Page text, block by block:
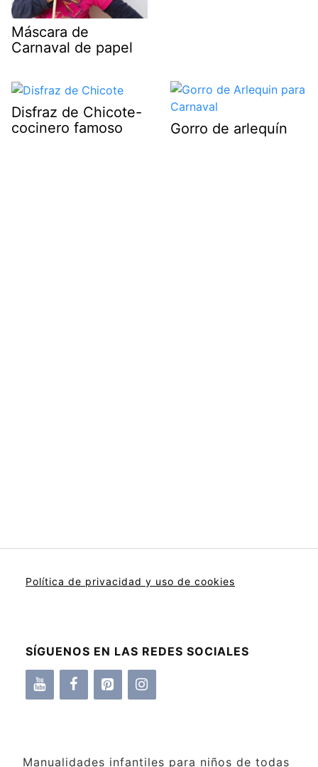
Máscara de
Carnaval de papel
Disfraz de Chicote-
cocinero famoso
Gorro de arlequín
Política de privacidad y uso de cookies
SÍGUENOS EN LAS REDES SOCIALES
Manualidades infantiles para niños de todas